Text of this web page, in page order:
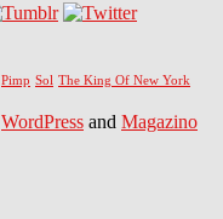
Pimp Sol The King Of New York
WordPress and Magazino